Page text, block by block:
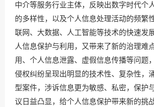
中介等服务行业主体，反映出数字时代个
的多样性，以及个人信息处理活动的频繁
联网、大数据、人工智能等技术的快速发
人信息保护与利用，又带来了新的治理难
用、个人信息泄露、虚假信息传播等问题
侵权纠纷呈现出明显的技术性、复杂性，
型案件，涉诉信息更为敏感、私密，保护
议日益凸显，给个人信息保护带来新的挑